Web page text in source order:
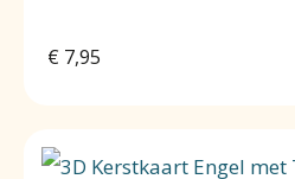
€ 7,95